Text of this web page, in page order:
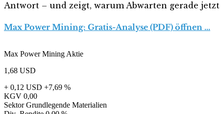
Antwort – und zeigt, warum Abwarten gerade
Max Power Mining: Gratis-Analyse (PDF) öffnen …
Max Power Mining Aktie
1,68 USD
+ 0,12 USD +7,69 %
KGV 0,00
Sektor Grundlegende Materialien